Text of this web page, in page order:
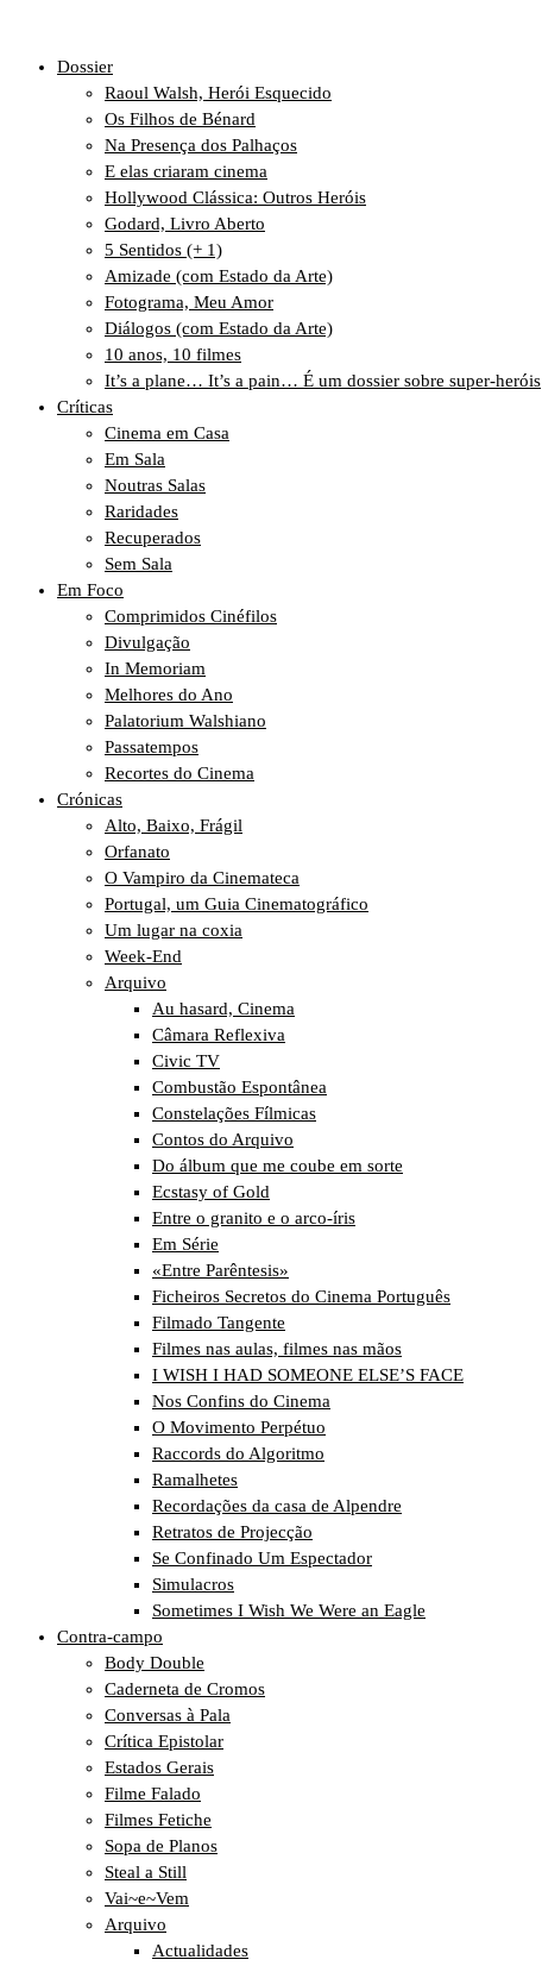
Dossier
Raoul Walsh, Herói Esquecido
Os Filhos de Bénard
Na Presença dos Palhaços
E elas criaram cinema
Hollywood Clássica: Outros Heróis
Godard, Livro Aberto
5 Sentidos (+ 1)
Amizade (com Estado da Arte)
Fotograma, Meu Amor
Diálogos (com Estado da Arte)
10 anos, 10 filmes
It’s a plane… It’s a pain… É um dossier sobre super-heróis
Críticas
Cinema em Casa
Em Sala
Noutras Salas
Raridades
Recuperados
Sem Sala
Em Foco
Comprimidos Cinéfilos
Divulgação
In Memoriam
Melhores do Ano
Palatorium Walshiano
Passatempos
Recortes do Cinema
Crónicas
Alto, Baixo, Frágil
Orfanato
O Vampiro da Cinemateca
Portugal, um Guia Cinematográfico
Um lugar na coxia
Week-End
Arquivo
Au hasard, Cinema
Câmara Reflexiva
Civic TV
Combustão Espontânea
Constelações Fílmicas
Contos do Arquivo
Do álbum que me coube em sorte
Ecstasy of Gold
Entre o granito e o arco-íris
Em Série
«Entre Parêntesis»
Ficheiros Secretos do Cinema Português
Filmado Tangente
Filmes nas aulas, filmes nas mãos
I WISH I HAD SOMEONE ELSE’S FACE
Nos Confins do Cinema
O Movimento Perpétuo
Raccords do Algoritmo
Ramalhetes
Recordações da casa de Alpendre
Retratos de Projecção
Se Confinado Um Espectador
Simulacros
Sometimes I Wish We Were an Eagle
Contra-campo
Body Double
Caderneta de Cromos
Conversas à Pala
Crítica Epistolar
Estados Gerais
Filme Falado
Filmes Fetiche
Sopa de Planos
Steal a Still
Vai~e~Vem
Arquivo
Actualidades